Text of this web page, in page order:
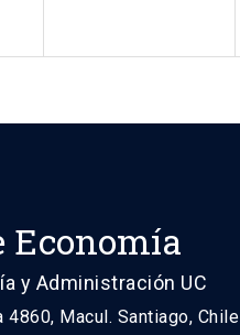
y Administración UC
4860, Macul. Santiago, Chile